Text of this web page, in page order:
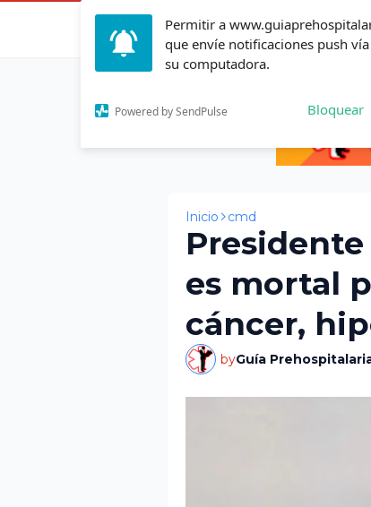
Permitir a
que envíe notificaciones push
su computadora.
Powered by SendPulse Bloquear
Inicio
Inicio cmd
es mortal
cáncer,
byGuía